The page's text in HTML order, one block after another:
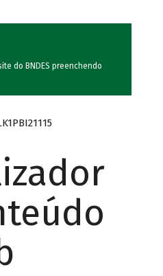
do BNDES preenchendo